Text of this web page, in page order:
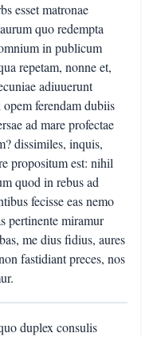
esset matronae
quo redempta
in publicum
repetam, nonne et,
adiuuerunt
ferendam dubiis
ad mare profectae
dissimiles, inquis,
propositum est: nihil
quod in rebus ad
fecisse eas nemo
pertinente miramur
me dius fidius, aures
fastidiant preces, nos
duplex consulis